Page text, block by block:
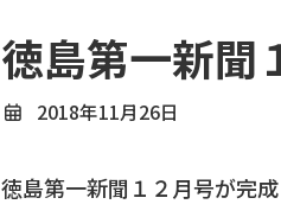
徳島第一新聞
2018年11月26日
徳島第一新聞１２月号が完成